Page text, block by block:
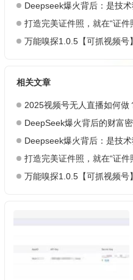
Deepseek爆火背后：是技术
打造完美证件照，就在“证件
万能嗅探1.0.5【可抓视频号】免
相关文章
2025视频号无人直播如何做？挂
DeepSeek爆火背后的财富密码
Deepseek爆火背后：是技
打造完美证件照，就在“证件
万能嗅探1.0.5【可抓视频号